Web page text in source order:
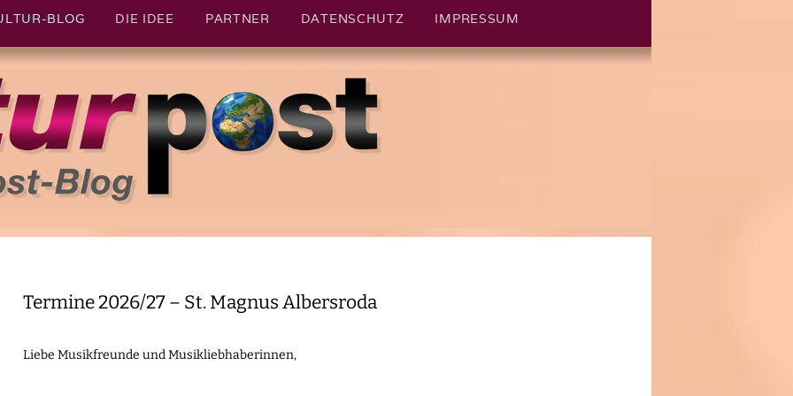
BLOG DIE IDEE PARTNER DATENSCHUTZ IMPRESSUM
Termine 2026/27 – St. Magnus Albersroda
Liebe Musikfreunde und Musikliebhaberinnen,